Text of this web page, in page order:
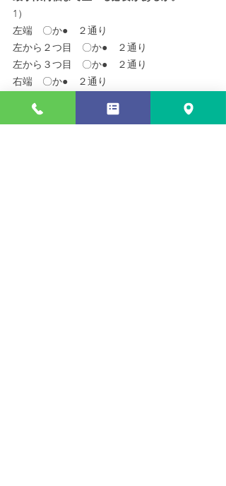
1）
左端　〇か●　２通り
左から２つ目　〇か●　２通り
左から３つ目　〇か●　２通り
右端　〇か●　２通り
２×２×２×２＝２⁴＝16